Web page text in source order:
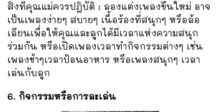
สิ่งที่คุณแม่ควรปฎิบัติ : ลองแต่งเพลงขึ้นใหม่ อาจ
เป็นเพลงง่ายๆ สบายๆ เนื้อร้องที่สนุกๆ หรือล้อ
เลียนเพื่อให้คุณและลูกได้มีเวลาแห่งความสนุก
ร่วมกัน หรือเปิดเพลงเวลาทำกิจกรรมต่างๆ เช่น
เพลงช้าๆเวลาป้อนอาหาร หรือเพลงสนุกๆ เวลา
เล่นกับลูก
6. กิจกรรมหรือการละเล่น